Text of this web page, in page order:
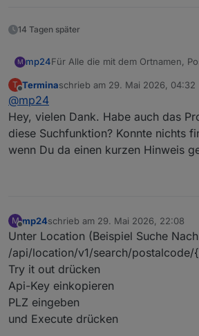
14 Tagen später
M mp24Für Alle die mit dem Ortnamen,
Seite verschiedene
T
Offline
Terminaschrieb am 29. Mai 2026, 04:32
zuletzt editiert von
@mp24
Hey, vielen Dank. Habe auch das
diese Suchfunktion? Konnte nichts
wenn Du da einen kurzen Hinweis
M
Offline
mp24schrieb am 29. Mai 2026, 22:08
zuletzt editiert von
Unter Location (Beispiel Suche
/api/location/v1/search/postalcode/
Try it out drücken
Api-Key einkopieren
PLZ eingeben
und Execute drücken